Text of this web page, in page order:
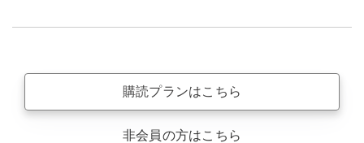
購読プランはこちら
非会員の方はこちら